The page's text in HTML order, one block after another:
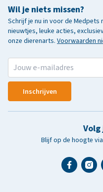
Wil je niets missen?
Schrijf je nu in voor de
nieuwtjes, leuke acties,
onze dierenarts. Voorwaarden
Inschrijven
Volg
Blijf op de hoogte